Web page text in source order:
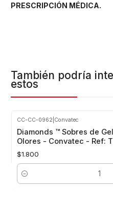
PRESCRIPCIÓN MÉDICA.
También podría
estos
CC-CC-0962 Convatec
Diamonds ™ Sobres de
Olores - Convatec - Ref:
$1.800
Cantidad